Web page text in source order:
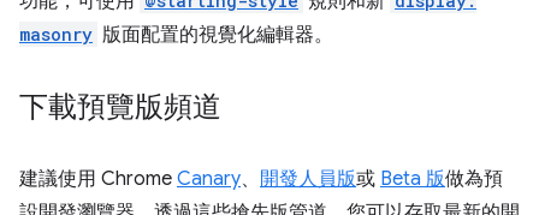
masonry 版面配置的視覺化編輯器。
下載預覽版頻道
建議使用 Chrome Canary、 開發人員版或 Beta 版做為預